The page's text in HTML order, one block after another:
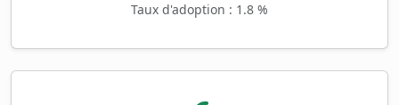
Taux d'adoption : 1.8 %